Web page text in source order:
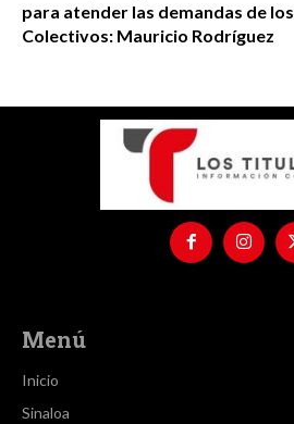
para atender las demandas de los
Colectivos: Mauricio Rodríguez
Menú
Inicio
Sinaloa